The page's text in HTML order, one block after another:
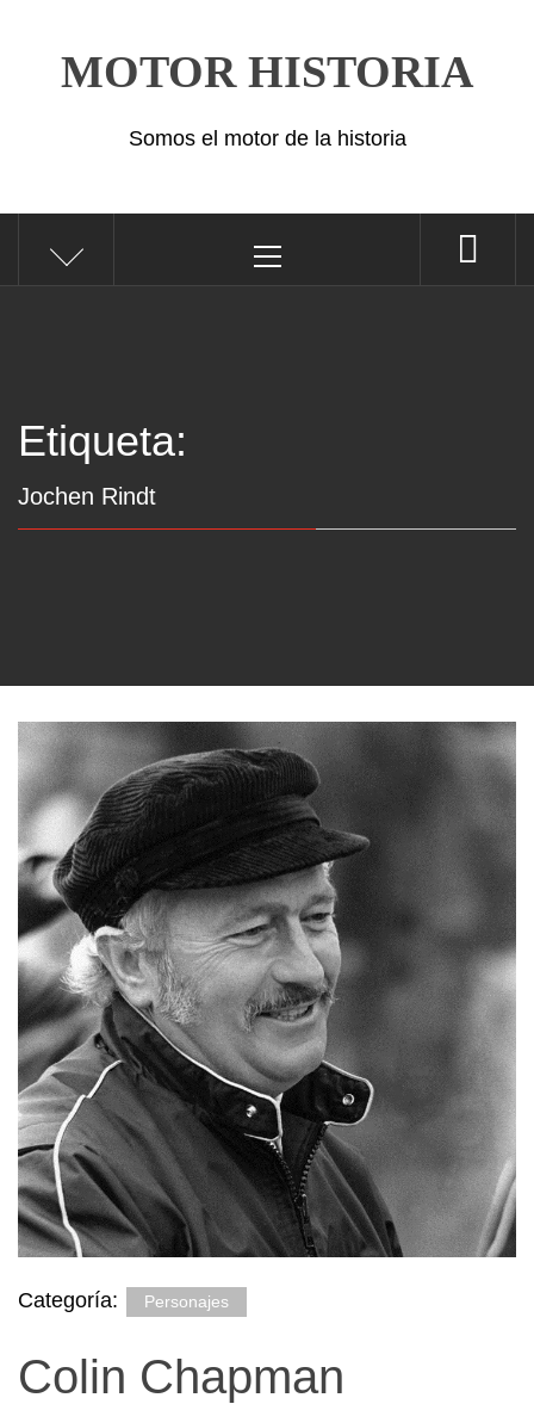
contenidoMOTOR HISTORIA
Somos el motor de la historia
principal
Etiqueta:
Jochen Rindt
Categoría: Personajes
Colin Chapman